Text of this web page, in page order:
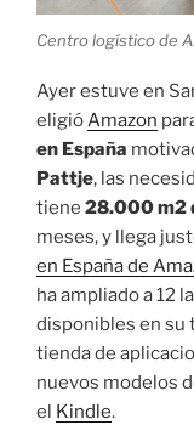
Centro logístico de
Ayer estuve en
eligióAmazon
en España
Pattje, las
tiene 28.000 m2
meses, y llega
en España de
ha ampliado a 12
disponibles en su
tienda de
nuevos modelos
el Kindle.